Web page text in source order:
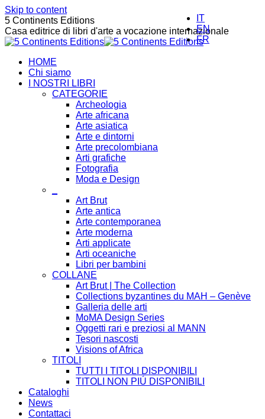
Skip to content
IT
EN
FR
5 Continents Editions
Casa editrice di libri d'arte a vocazione internazionale
HOME
Chi siamo
I NOSTRI LIBRI
CATEGORIE
Archeologia
Arte africana
Arte asiatica
Arte e dintorni
Arte precolombiana
Arti grafiche
Fotografia
Moda e Design
Art Brut
Arte antica
Arte contemporanea
Arte moderna
Arti applicate
Arti oceaniche
Libri per bambini
COLLANE
Art Brut | The Collection
Collections byzantines du MAH – Genève
Galleria delle arti
MoMA Design Series
Oggetti rari e preziosi al MANN
Tesori nascosti
Visions of Africa
TITOLI
TUTTI I TITOLI DISPONIBILI
TITOLI NON PIÚ DISPONIBILI
Cataloghi
News
Contattaci